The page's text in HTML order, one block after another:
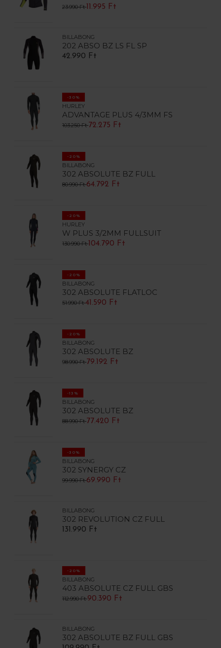
23.990 Ft 11.995 Ft
BILLABONG
202 ABSO BZ LS FL SP
42.990 Ft
-30%
HURLEY
ADVANTAGE PLUS 4/3MM FS
103.250 Ft72.275 Ft
-20%
BILLABONG
302 ABSOLUTE BZ FULL
80.990 Ft64.792 Ft
-20%
HURLEY
W PLUS 3/2MM FULLSUIT
130.990 Ft 104.790 Ft
-20%
BILLABONG
302 ABSOLUTE FLATLOC
51.990 Ft41.590 Ft
-20%
BILLABONG
302 ABSOLUTE BZ
98.990 Ft79.192 Ft
-13%
BILLABONG
302 ABSOLUTE BZ
88.990 Ft77.420 Ft
-30%
BILLABONG
302 SYNERGY CZ
99.990 Ft69.990 Ft
BILLABONG
302 REVOLUTION CZ FULL
131.990 Ft
-20%
BILLABONG
403 ABSOLUTE CZ FULL GBS
112.990 Ft90.390 Ft
BILLABONG
302 ABSOLUTE BZ FULL GBS